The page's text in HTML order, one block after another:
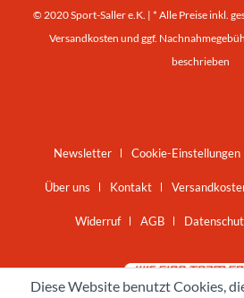
© 2020 Sport-Saller e.K. | * Alle Preise inkl.
Versandkosten und ggf.
beschrieben
Newsletter Cookie-Einstellungen
Über uns Kontakt
Widerruf AGB
Diese Website benutzt Cookies,